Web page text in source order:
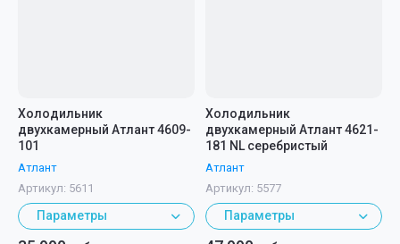
Холодильник
двухкамерный Атлант 4609-
101
Атлант
Артикул: 5611
Параметры
Холодильник
двухкамерный Атлант 4621-
181 NL серебристый
Атлант
Артикул: 5577
Параметры